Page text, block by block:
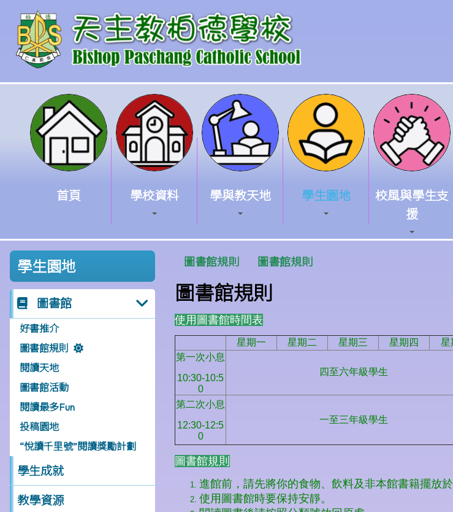
首頁 學校資料 學與教天地 學生園地
校風與學生支
援
學生園地
圖書館
好書推介
圖書館規則
閱讀天地
圖書館活動
閱讀最多Fun
投稿園地
“悅讀千里號”閱讀獎勵計劃
學生成就
教學資源
圖書館規則 圖書館規則
圖書館規則